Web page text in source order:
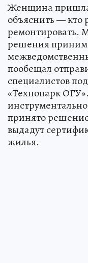
Женщина пришла
объяснить — кто
ремонтировать.
решения
пообещал
специалистов
«Технопарк
принято
выдадут
жилья.